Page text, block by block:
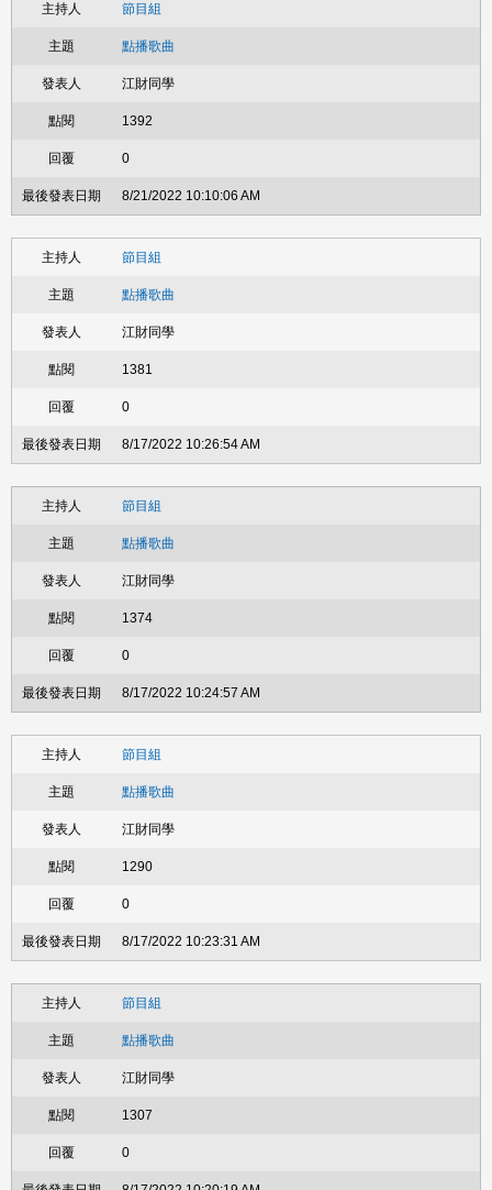
節目組
點播歌曲
江財同學
1392
0
8/21/2022 10:10:06 AM
節目組
點播歌曲
江財同學
1381
0
8/17/2022 10:26:54 AM
節目組
點播歌曲
江財同學
1374
0
8/17/2022 10:24:57 AM
節目組
點播歌曲
江財同學
1290
0
8/17/2022 10:23:31 AM
節目組
點播歌曲
江財同學
1307
0